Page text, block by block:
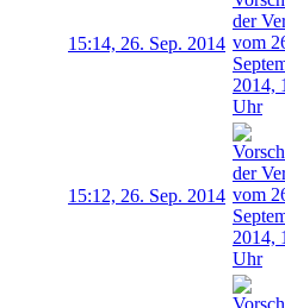
15:14, 26. Sep. 2014
15:12, 26. Sep. 2014